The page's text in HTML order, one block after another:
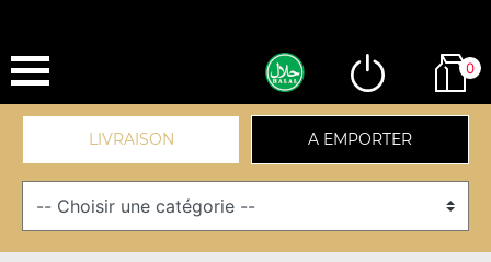
0
LIVRAISON A EMPORTER